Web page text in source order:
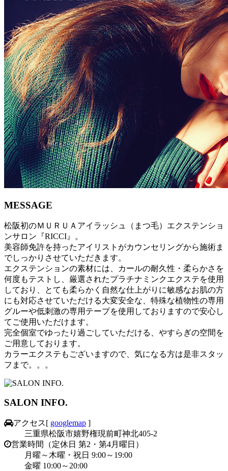
MESSAGE
松阪初のＭＵＲＵＡアイラッシュ（まつ毛）エクステンショ
ンサロン『RICCI』。
美容師免許を持ったアイリストがカウンセリングから施術ま
でしっかりさせていただきます。
エクステンションの素材には、カールの耐久性・柔らかさを
何度もテストし、厳選されたプラチナミンクエクステを使用
しており、とても柔らかく自然な仕上がりに敏感なお肌の方
にも対応させていただける大変安全な、特殊な植物性の専用
グルーや低刺激の専用テープを使用しておりますので安心し
てご使用いただけます。
完全個室でゆったり過ごしていただける、やすらぎの空間を
ご用意しております。
カラーエクステもございますので、気になる方は是非スタッ
フまで。。。
SALON INFO.
アクセス[ googlemap ]
三重県松阪市嬉野権現前町神北405-2
営業時間（定休日 第2・第4月曜日）
月曜～木曜・祝日 9:00～19:00
金曜 10:00～20:00